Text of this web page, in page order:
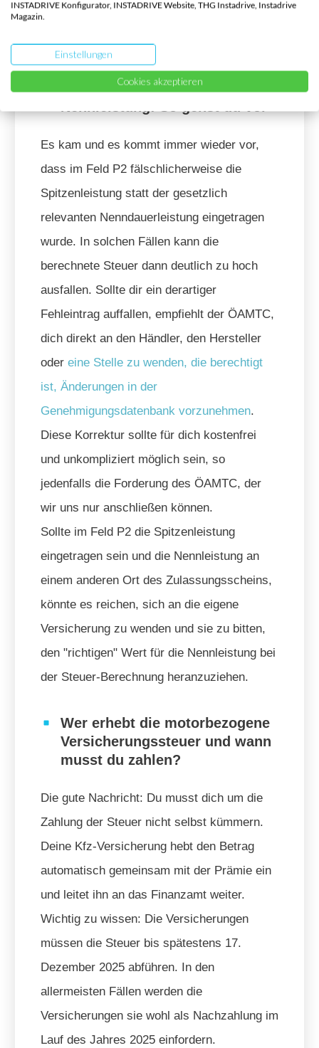
Fall, dann steht höchstwahrscheinlich die
Spitzenleistung im Feld P2.
Fehlerhafter Eintrag der
Es kam und es kommt immer wieder vor,
dass im Feld P2 fälschlicherweise die
Spitzenleistung statt der gesetzlich
relevanten Nenndauerleistung eingetragen
wurde. In solchen Fällen kann die
berechnete Steuer dann deutlich zu hoch
ausfallen. Sollte dir ein derartiger
Fehleintrag auffallen, empfiehlt der ÖAMTC,
dich direkt an den Händler, den Hersteller
oder eine Stelle zu wenden, die berechtigt
ist, Änderungen in der
Genehmigungsdatenbank vorzunehmen.
Diese Korrektur sollte für dich kostenfrei
und unkompliziert möglich sein, so
jedenfalls die Forderung des ÖAMTC, der
wir uns nur anschließen können.
Sollte im Feld P2 die Spitzenleistung
eingetragen sein und die Nennleistung an
einem anderen Ort des Zulassungsscheins,
könnte es reichen, sich an die eigene
Versicherung zu wenden und sie zu bitten,
den "richtigen" Wert für die Nennleistung bei
der Steuer-Berechnung heranzuziehen.
Wer erhebt die motorbezogene
Versicherungssteuer und wann
musst du zahlen?
Die gute Nachricht: Du musst dich um die
Zahlung der Steuer nicht selbst kümmern.
Deine Kfz-Versicherung hebt den Betrag
automatisch gemeinsam mit der Prämie ein
und leitet ihn an das Finanzamt weiter.
Wichtig zu wissen: Die Versicherungen
müssen die Steuer bis spätestens 17.
Dezember 2025 abführen. In den
allermeisten Fällen werden die
Versicherungen sie wohl als Nachzahlung im
Lauf des Jahres 2025 einfordern.
INSTADRIVE Konfigurator, INSTADRIVE Website, THG Instadrive, Instadrive
Magazin.
Einstellungen
Cookies akzeptieren